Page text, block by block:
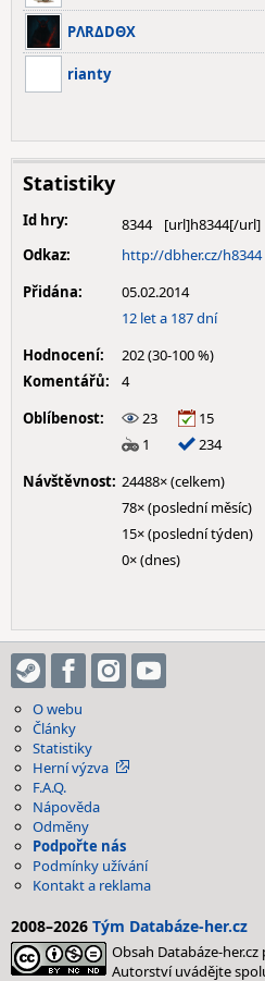
PΛRΔDΘX
rianty
Statistiky
Id hry:
8344
Odkaz:
http://dbher.cz/h8344
Přidána:
05.02.2014
12 let a 187 dní
Hodnocení:
202 (30-100 %)
Komentářů:
4
Oblíbenost:
23
15
1
234
Návštěvnost: 24488× (celkem)
78× (poslední měsíc)
15× (poslední týden)
0× (dnes)
O webu
Články
Statistiky
Herní výzva
F.A.Q.
Nápověda
Odměny
Podpořte nás
Podmínky užívání
Kontakt a reklama
2008–2026 Tým Databáze-her.cz
Obsah Databáze-
Autorství uvádějte